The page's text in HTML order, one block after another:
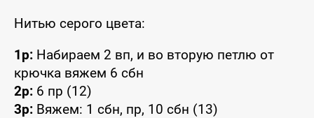
Нитью серого цвета:
1р: Набираем 2 вп, и во вторую петлю от
крючка вяжем 6 сбн
2р: 6 пр (12)
3р: Вяжем: 1 сбн, пр, 10 сбн (13)